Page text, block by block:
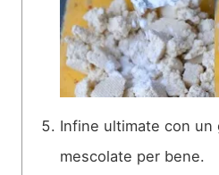
Infine ultimate con un
mescolate per bene.